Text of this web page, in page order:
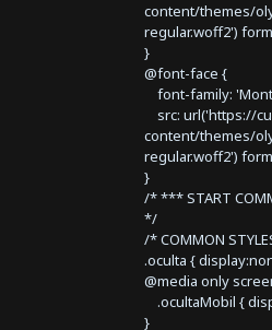
content/themes/
regular.woff2')
}
@font-face {
font-family:
src: url('https://
content/themes/
regular.woff2')
}
/* *** START
*/
/* COMMON
.oculta {
@media only
.ocultaMobil {
}